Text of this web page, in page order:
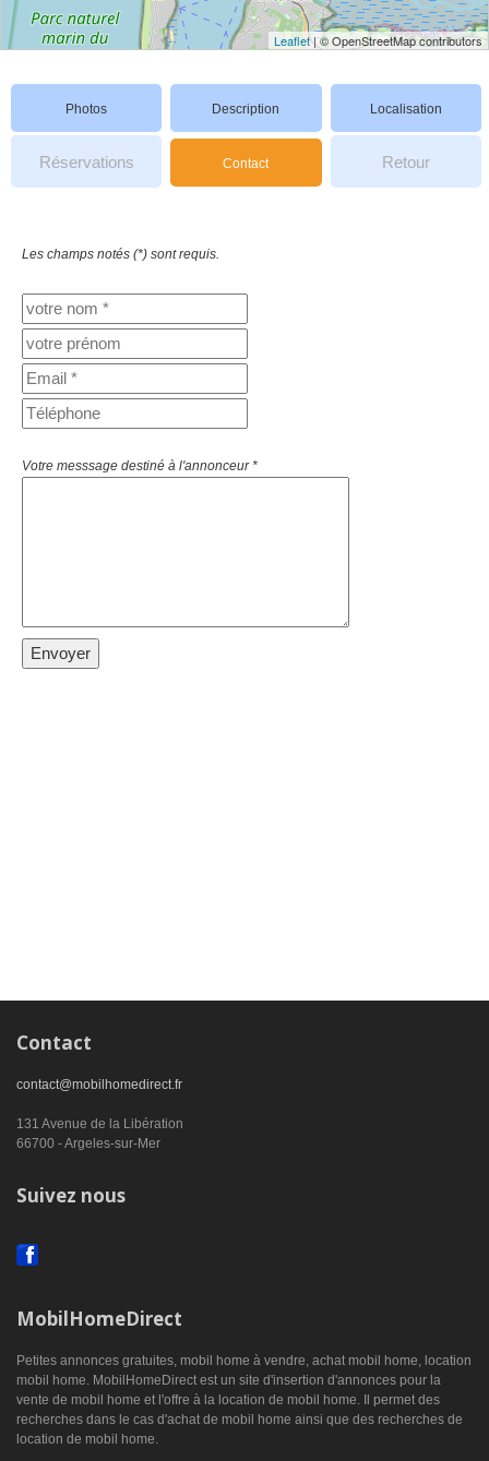
Leaflet| © OpenStreetMap contributors
Photos Description Localisation
Réservations Contact Retour
Les champs notés (*) sont requis.
Votre messsage destiné à l'annonceur *
Contact
contact@mobilhomedirect.fr
131 Avenue de la Libération
66700 - Argeles-sur-Mer
Suivez nous
MobilHomeDirect
Petites annonces gratuites, mobil home à vendre, achat mobil home, location
mobil home. MobilHomeDirect est un site d'insertion d'annonces pour la
vente de mobil home et l'offre à la location de mobil home. Il permet des
recherches dans le cas d'achat de mobil home ainsi que des recherches de
location de mobil home.